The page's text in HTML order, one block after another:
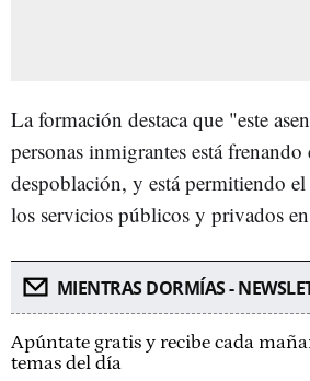
La formación destaca que "este
personas inmigrantes está
despoblación, y está permitiendo
los servicios públicos y privados
MIENTRAS DORMÍAS -
Apúntate gratis y recibe cada
temas del día